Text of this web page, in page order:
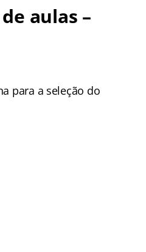
aulas –
para a seleção do